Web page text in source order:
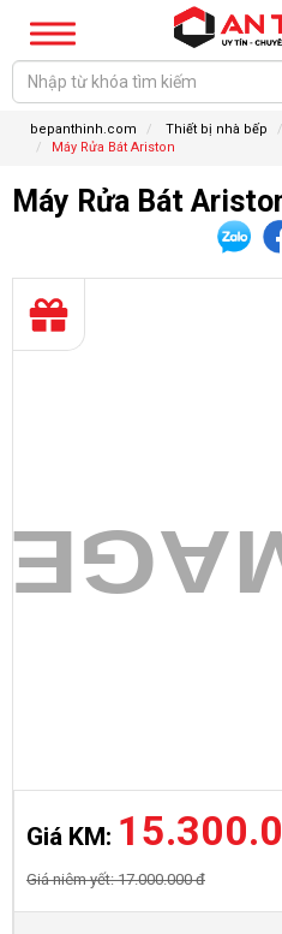
bepanthinh.com Thiết bị nhà bếp
Máy Rửa Bát Ariston
Máy Rửa Bát
Giá KM:
Giá niêm yết: 17.000.000 đ